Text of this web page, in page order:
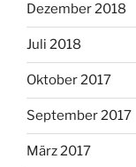
Dezember 2018
Juli 2018
Oktober 2017
September 2017
März 2017